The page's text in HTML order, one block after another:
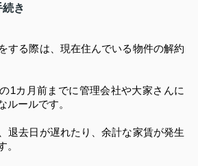
き
する際は、現在住んでいる物件の解約
1カ月前までに管理会社や大家さんに
ルールです。
退去日が遅れたり、余計な家賃が発生
。